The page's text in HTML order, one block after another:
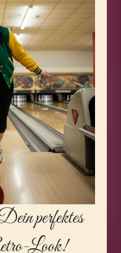
perfektes
Look!